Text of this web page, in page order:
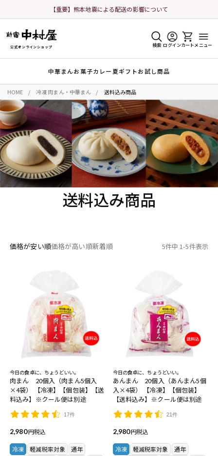
【重要】熊本地震による配送の影響について
公式オンラインショップ 検索 ログインカート メニュー
中華まんお菓子カレー夏ギフトお試し商品
HOME 冷凍 肉まん・中華まん 送料込み商品
送料込み商品
価格が安い順価格が高い順新着順 5件中 1-5件表示
今日の食卓に、ちょうどいい。
肉まん 20個入（肉まん5個入
×4袋） 【冷凍】【個包装】【送
料込み】※クール便は別途
17件
2,980 税込
冷凍 軽減税率対象
通年
今日の食卓に、ちょうどいい。
あんまん 20個入（あんまん5個
入×4袋） 【冷凍】【個包装】
【送料込み】※クール便は別途
21件
2,980 税込
冷凍 軽減税率対象
通年